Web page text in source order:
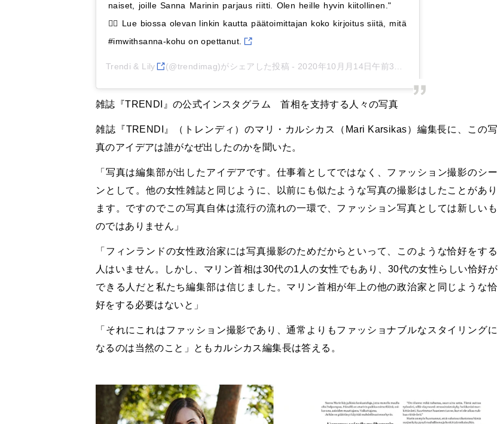
naiset, joille Sanna Marinin parjaus riitti. Olen heille hyvin kiitollinen."⠀ ⠀
👉🏼 Lue biossa olevan linkin kautta päätoimittajan koko kirjoitus siitä, mitä
#imwithsanna-kohu on opettanut.
Trendi & Lily (@trendimag)がシェアした投稿 - 2020年10月月14日午前3時58分PDT
雑誌『TRENDI 』の公式インスタグラム 首相を支持する人々の写真
雑誌『TRENDI 』（トレンディ）のマリ・カルシカス（ Mari Karsikas）編集長に、この写
真のアイデアは誰がなぜ出したのかを聞いた。
「写真は編集部が出したアイデアです。仕事着としてではなく、ファッション撮影のシー
ンとして。他の女性雑誌と同じように、以前にも似たような写真の撮影はしたことがあり
ます。ですのでこの写真自体は流行の流れの一環で、ファッション写真としては新しいも
のではありません」
「フィンランドの女性政治家には写真撮影のためだからといって、このような恰好をする
人はいません。しかし、マリン首相は30代の1 人の女性でもあり、 30代の女性らしい恰好が
できる人だと私たち編集部は信じました。マリン首相が年上の他の政治家と同じような恰
好をする必要はないと」
「それにこれはファッション撮影であり、通常よりもファッショナブルなスタイリングに
なるのは当然のこと」ともカルシカス編集長は答える。